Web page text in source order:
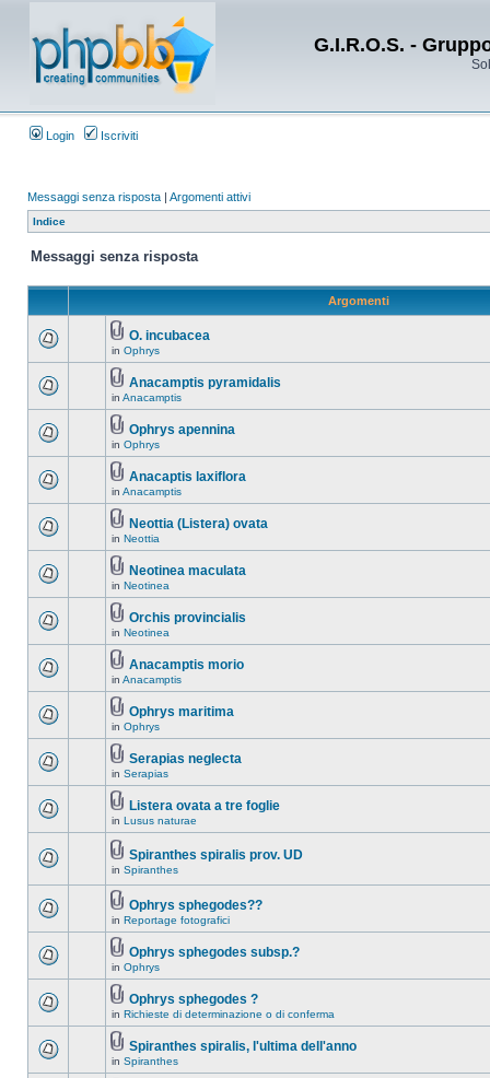
G.I.R.O.S. -
Login Iscriviti
Messaggi senza risposta | Argomenti attivi
Indice
Messaggi senza risposta
Argomenti
O. incubacea
in Ophrys
Anacamptis pyramidalis
in Anacamptis
Ophrys apennina
in Ophrys
Anacaptis laxiflora
in Anacamptis
Neottia (Listera) ovata
in Neottia
Neotinea maculata
in Neotinea
Orchis provincialis
in Neotinea
Anacamptis morio
in Anacamptis
Ophrys maritima
in Ophrys
Serapias neglecta
in Serapias
Listera ovata a tre foglie
in Lusus naturae
Spiranthes spiralis prov. UD
in Spiranthes
Ophrys sphegodes??
in Reportage fotografici
Ophrys sphegodes subsp.?
in Ophrys
Ophrys sphegodes ?
in Richieste di determinazione o di conferma
Spiranthes spiralis, l'ultima dell'anno
in Spiranthes